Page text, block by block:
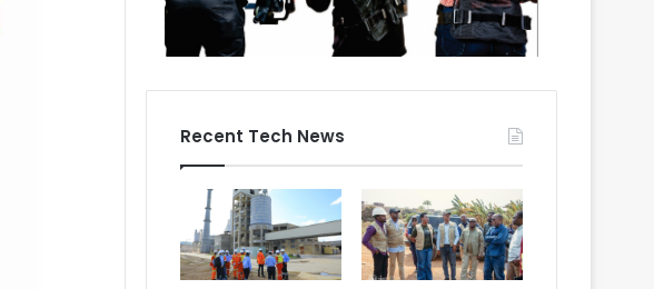
Recent Tech News